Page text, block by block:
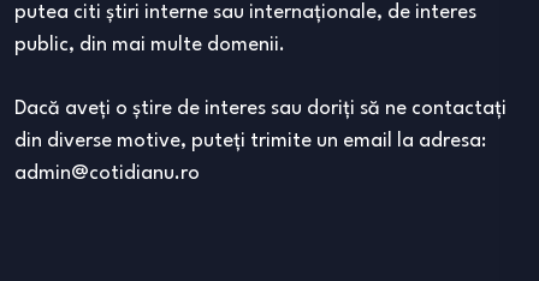
putea citi ştiri interne sau internaţionale, de interes
public, din mai multe domenii.
Dacă aveţi o ştire de interes sau doriţi să ne contactaţi
din diverse motive, puteţi trimite un email la adresa:
admin@cotidianu.ro